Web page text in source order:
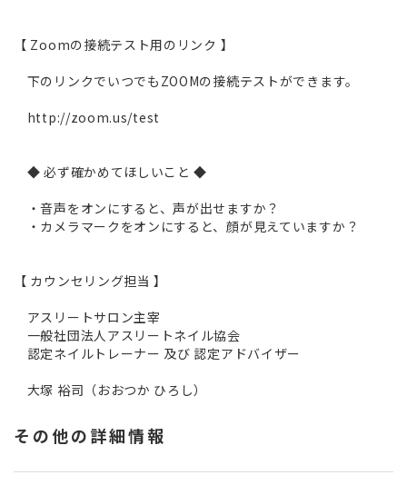
【 Zoomの接続テスト用のリンク 】
下のリンクでいつでもZOOMの接続テストができます。
http://zoom.us/test
◆ 必ず確かめてほしいこと ◆
・音声をオンにすると、声が出せますか？
・カメラマークをオンにすると、顔が見えていますか？
【 カウンセリング担当 】
アスリートサロン主宰
一般社団法人アスリートネイル協会
認定ネイルトレーナー 及び 認定アドバイザー
大塚 裕司（おおつか ひろし）
その他の詳細情報